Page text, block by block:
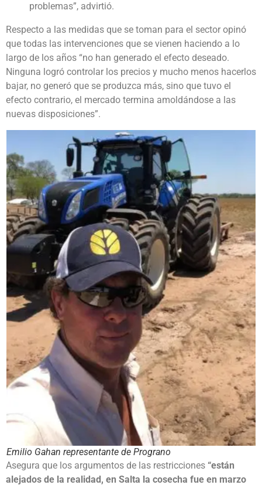
problemas”, advirtió.
Respecto a las medidas que se toman para el sector opinó
que todas las intervenciones que se vienen haciendo a lo
largo de los años “no han generado el efecto deseado.
Ninguna logró controlar los precios y mucho menos hacerlos
bajar, no generó que se produzca más, sino que tuvo el
efecto contrario, el mercado termina amoldándose a las
nuevas disposiciones”.
Emilio Gahan representante de Prograno
Asegura que los argumentos de las restricciones “están
alejados de la realidad, en Salta la cosecha fue en marzo